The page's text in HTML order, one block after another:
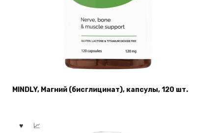
MINDLY, Магний (бисглицинат), капсулы, 120 шт.